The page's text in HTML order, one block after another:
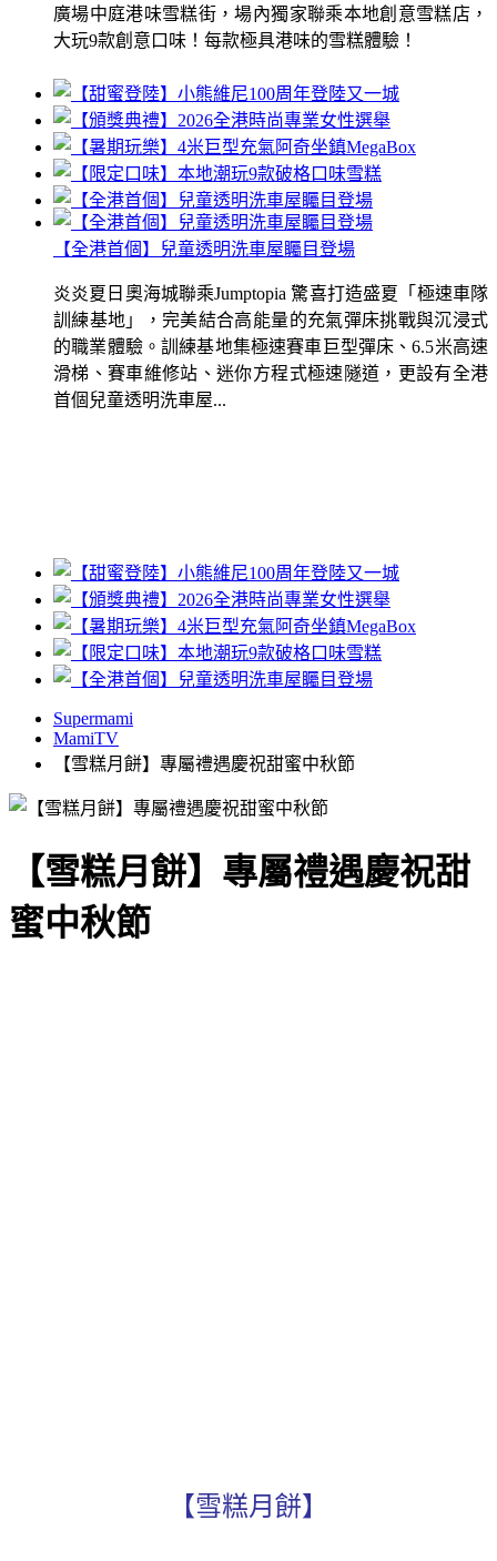
廣場中庭港味雪糕街，場內獨家聯乘本地創意雪糕店，
大玩9款創意口味！每款極具港味的雪糕體驗！
【全港首個】兒童透明洗車屋矚目登場
炎炎夏日奧海城聯乘Jumptopia 驚喜打造盛夏「極速車隊
訓練基地」，完美結合高能量的充氣彈床挑戰與沉浸式
的職業體驗。訓練基地集極速賽車巨型彈床、6.5米高速
滑梯、賽車維修站、迷你方程式極速隧道，更設有全港
首個兒童透明洗車屋...
Supermami
MamiTV
【雪糕月餅】專屬禮遇慶祝甜蜜中秋節
【雪糕月餅】專屬禮遇慶祝甜
蜜中秋節
【雪糕月餅】